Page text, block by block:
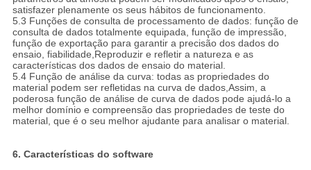
satisfazer plenamente os seus hábitos de funcionamento.
5.3 Funções de consulta de processamento de dados: função de
consulta de dados totalmente equipada, função de impressão,
função de exportação para garantir a precisão dos dados do
ensaio, fiabilidade,Reproduzir e refletir a natureza e as
características dos dados de ensaio do material.
5.4 Função de análise da curva: todas as propriedades do
material podem ser refletidas na curva de dados,Assim, a
poderosa função de análise de curva de dados pode ajudá-lo a
melhor domínio e compreensão das propriedades de teste do
material, que é o seu melhor ajudante para analisar o material.
6. Características do software